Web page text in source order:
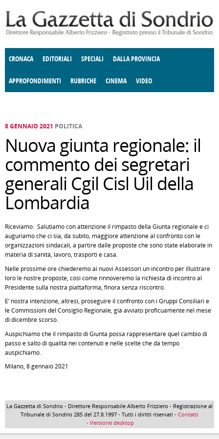
CRONACA EDITORIALI SPECIALI DALLA PROVINCIA
APPROFONDIMENTI
E SPETTACOLI POLITICA
RUBRICHE
DELLE IDEE FATTI DELLO SPIRITO
CINEMA VIDEO
8 GENNAIO 2021 POLITICA
Nuova giunta regionale: il
commento dei segretari
generali Cgil Cisl Uil della
Lombardia
Riceviamo: Salutiamo con attenzione il rimpasto della Giunta regionale e ci
auguriamo che ci sia, da subito, maggiore attenzione al confronto con le
organizzazioni sindacali, a partire dalle proposte che sono state elaborate in
materia di sanità, lavoro, trasporti e casa.
Nelle prossime ore chiederemo ai nuovi Assessori un incontro per illustrare
loro le nostre proposte, così come rinnoveremo la richiesta di incontro al
Presidente sulla nostra piattaforma, finora senza riscontro.
E’ nostra intenzione, altresì, proseguire il confronto con i Gruppi Consiliari e
le Commissioni del Consiglio Regionale, già avviato proficuamente nel mese
di dicembre scorso.
Auspichiamo che il rimpasto di Giunta possa rappresentare quel cambio di
passo e salto di qualità nei contenuti e nelle scelte che da tempo
auspichiamo.
Milano, 8 gennaio 2021
La Gazzetta di Sondrio - Direttore Responsabile Alberto Frizziero - Registrazione al
Tribunale di Sondrio 285 del 27.8.1997 - Tutti i diritti riservati - Contatti
- Versione desktop